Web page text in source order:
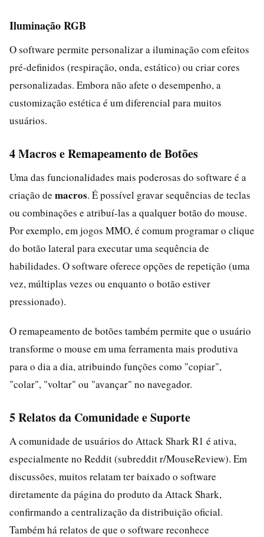
Iluminação RGB
O software permite personalizar a iluminação com efeitos
pré-definidos (respiração, onda, estático) ou criar cores
personalizadas. Embora não afete o desempenho, a
customização estética é um diferencial para muitos
usuários.
4 Macros e Remapeamento de Botões
Uma das funcionalidades mais poderosas do software é a
criação de macros. É possível gravar sequências de teclas
ou combinações e atribuí-las a qualquer botão do mouse.
Por exemplo, em jogos MMO, é comum programar o clique
do botão lateral para executar uma sequência de
habilidades. O software oferece opções de repetição (uma
vez, múltiplas vezes ou enquanto o botão estiver
pressionado).
O remapeamento de botões também permite que o usuário
transforme o mouse em uma ferramenta mais produtiva
para o dia a dia, atribuindo funções como "copiar",
"colar", "voltar" ou "avançar" no navegador.
5 Relatos da Comunidade e Suporte
A comunidade de usuários do Attack Shark R1 é ativa,
especialmente no Reddit (subreddit r/MouseReview). Em
discussões, muitos relatam ter baixado o software
diretamente da página do produto da Attack Shark,
confirmando a centralização da distribuição oficial.
Também há relatos de que o software reconhece